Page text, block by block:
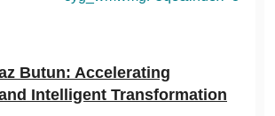
Butun: Accelerating
Intelligent Transformation